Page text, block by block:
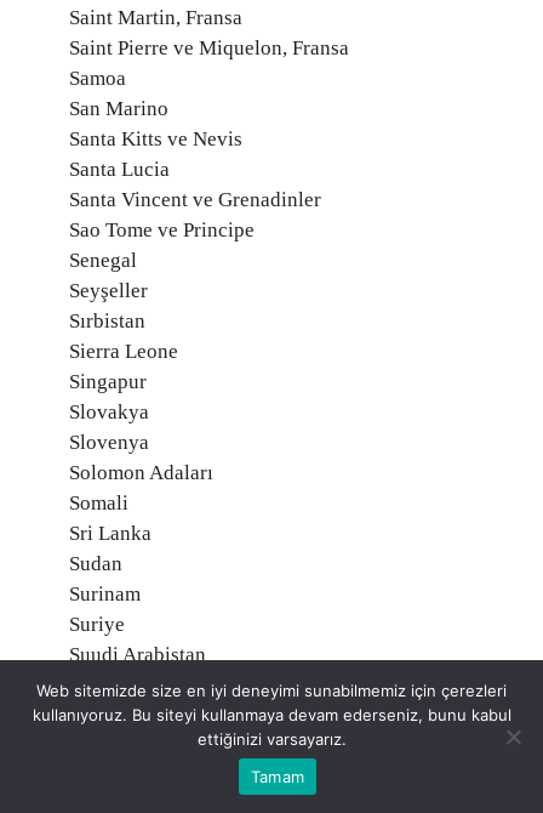
Saint Martin, Fransa
Saint Pierre ve Miquelon, Fransa
Samoa
San Marino
Santa Kitts ve Nevis
Santa Lucia
Santa Vincent ve Grenadinler
Sao Tome ve Principe
Senegal
Seyşeller
Sırbistan
Sierra Leone
Singapur
Slovakya
Slovenya
Solomon Adaları
Somali
Sri Lanka
Sudan
Surinam
Suriye
Suudi Arabistan
Svalbard, Norveç
Svaziland
Web sitemizde size en iyi deneyimi sunabilmemiz için çerezleri
kullanıyoruz. Bu siteyi kullanmaya devam ederseniz, bunu kabul
ettiğinizi varsayarız.
Tamam